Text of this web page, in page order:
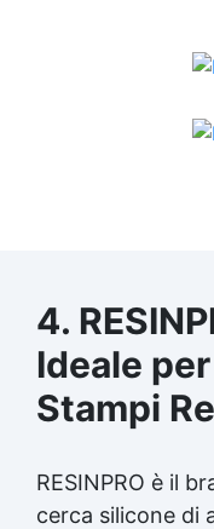
4.
Ideale
Stampi
RESINPRO è il
cerca silicone di